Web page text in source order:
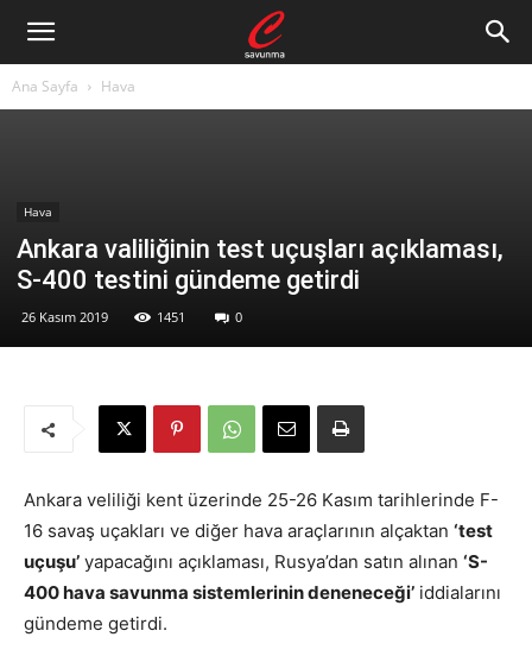
Ana Sayfa Hava
Hava
Ankara valiliğinin test uçuşları açıklaması,
S-400 testini gündeme getirdi
26 Kasım 2019 1451 0
Ankara veliliği kent üzerinde 25-26 Kasım tarihlerinde F-
16 savaş uçakları ve diğer hava araçlarının alçaktan ‘test
uçuşu’ yapacağını açıklaması, Rusya’dan satın alınan ‘S-
400 hava savunma sistemlerinin deneneceği’ iddialarını
gündeme getirdi.